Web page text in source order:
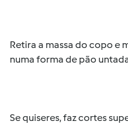
Retira a massa do copo e
numa forma de pão
Se quiseres, faz cortes